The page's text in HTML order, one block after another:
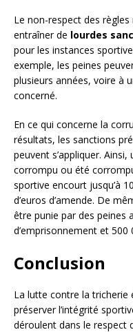
Le non-respect des
entraîner de lourdes
pour les instances
exemple, les peines
plusieurs années, voire à
concerné.
En ce qui concerne la
résultats, les sanctions
peuvent s’appliquer.
corrompu ou été
sportive encourt jusqu’à
d’euros d’amende. De
être punie par des peines
d’emprisonnement et 500
Conclusion
La lutte contre la
préserver l’intégrité
déroulent dans le respect